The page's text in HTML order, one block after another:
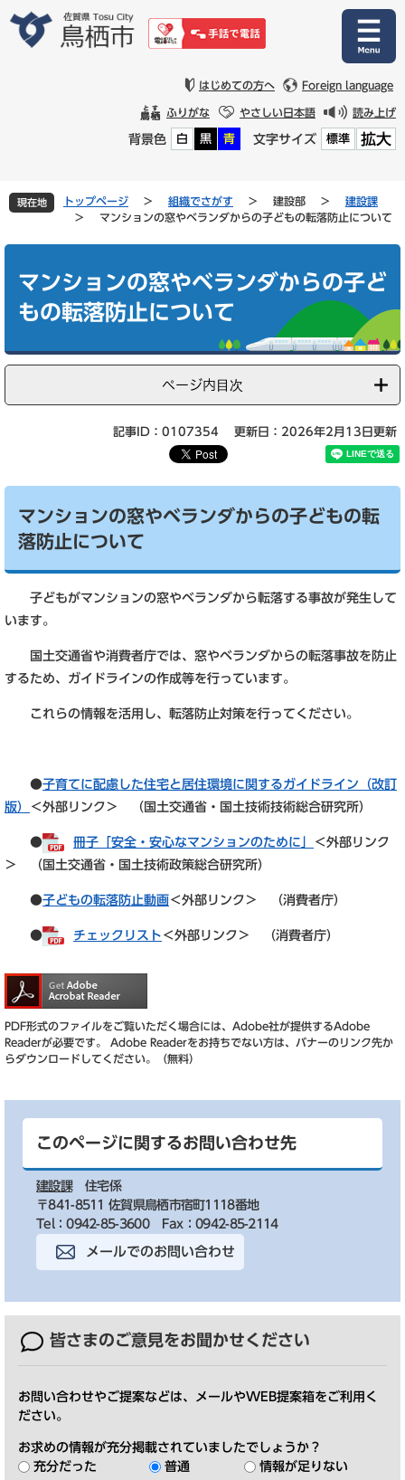
文
はじめての方へ Foreign language
ふりがな やさしい日本語 読み上げ
背景色 白 黒 青 文字サイズ 標準 拡大
現在地 トップページ > 組織でさがす > 建設部 >
建設課
>
マンションの窓やベランダからの子どもの転落防止について
マンションの窓やベランダからの子ど
もの転落防止について
ページ内目次
記事ID：0107354 更新日：2026年2月13日更新
マンションの窓やベランダからの子どもの転
落防止について
子どもがマンションの窓やベランダから転落する事故が発生して
います。
国土交通省や消費者庁では、窓やベランダからの転落事故を防止
するため、ガイドラインの作成等を行っています。
これらの情報を活用し、転落防止対策を行ってください。
●子育てに配慮した住宅と居住環境に関するガイドライン（改訂
版）
＜外部リンク＞ （国土交通省・国土技術技術総合研究所）
● 冊子「安全・安心なマンションのために」
＜外部リンク
＞
（国土交通省・国土技術政策総合研究所）
●子どもの転落防止動画 ＜外部リンク＞ （消費者庁）
● チェックリスト ＜外部リンク＞ （消費者庁）
PDF形式のファイルをご覧いただく場合には、Adobe社が提供するAdobe
Readerが必要です。
Adobe Readerをお持ちでない方は、バナーのリンク先か
らダウンロードしてください。（無料）
このページに関するお問い合わせ先
建設課
住宅係
〒841-8511 佐賀県鳥栖市宿町1118番地
Tel：0942-85-3600
Fax：0942-85-2114
メールでのお問い合わせ
皆さまのご意見をお聞かせください
お問い合わせやご提案などは、メールやWEB提案箱をご利用く
ださい。
お求めの情報が充分掲載されていましたでしょうか？
充分だった
普通 情報が足りない